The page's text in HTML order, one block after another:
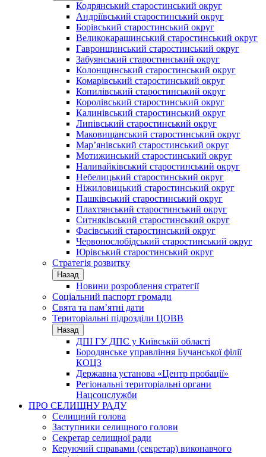
Кодрянський старостинський округ
Андріївський старостинський округ
Борівський старостинський округ
Великокарашинський старостинський округ
Гавронщинський старостинський округ
Забуянський старостинський округ
Колонщинський старостинський округ
Комарівський старостинський округ
Копилівський старостинський округ
Королівський старостинський округ
Калинівський старостинський округ
Липівський старостинський округ
Маковищанський старостинський округ
Мар’янівський старостинський округ
Мотижинський старостинський округ
Наливайківський старостинський округ
Небелицький старостинський округ
Ніжиловицький старостинський округ
Пашківський старостинський округ
Плахтянський старостинський округ
Ситняківський старостинський округ
Фасівський старостинський округ
Червонослобідський старостинський округ
Юрівський старостинський округ
Стратегія розвитку
Назад
Новини розроблення стратегії
Соціальний паспорт громади
Свята та пам’ятні дати
Територіальні підрозділи ЦОВВ
Назад
ДПІ ГУ ДПС у Київській області
Бородянське управління Бучанської філії
КОЦЗ
Державна установа «Центр пробації»
Регіональні територіальні органи
Нацсоцслужби
ПРО СЕЛИЩНУ РАДУ
Селищний голова
Заступники селищного голови
Секретар селищної ради
Керуючий справами (секретар) виконавчого